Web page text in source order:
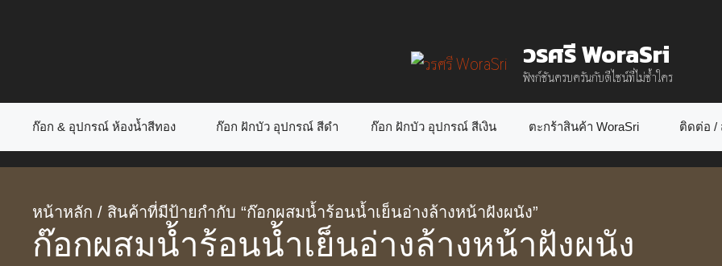
วรศรี WoraSri
ฟังก์ชันครบครันกับดีไซน์ที่ไม่ซ้ำใคร
ก๊อก & อุปกรณ์ ห้องน้ำสีทอง ก๊อก ฝักบัว อุปกรณ์ สีดำ ก๊อก ฝักบัว อุปกรณ์ สีเงิน ตะกร้าสินค้า WoraSri ติดต่อ /
หน้าหลัก / สินค้าที่มีป้ายกำกับ “ก๊อกผสมน้ำร้อนน้ำเย็นอ่างล้างหน้าฝังผนัง”
ก๊อกผสมน้ำร้อนน้ำเย็นอ่างล้างหน้าฝังผนัง